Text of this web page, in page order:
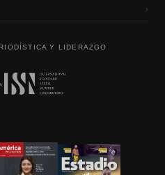
›
Y LIDERAZGO